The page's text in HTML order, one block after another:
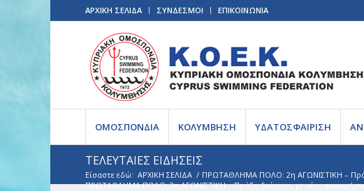
ΑΡΧΙΚΗ ΣΕΛΙΔΑ ΣΥΝΔΕΣΜΟΙ ΕΠΙΚΟΙΝΩΝΙΑ
ΟΜΟΣΠΟΝΔΙΑ ΚΟΛΥΜΒΗΣΗ ΥΔΑΤΟΣΦΑΙΡΙΣΗ
ΤΕΛΕΥΤΑΙΕΣ ΕΙΔΗΣΕΙΣ
Είσαστε εδώ: ΑΡΧΙΚΗ ΣΕΛΙΔΑ / ΠΡΩΤΑΘΛΗΜΑ ΠΟΛΟ: 2η ΑΓΩΝΙΣΤΙΚΗ –
ΠΡΩΤΑΘΛΗΜΑ ΠΟΛΟ: 2η ΑΓΩΝΙΣΤΙΚΗ – Πράξη δεύτερη, με νέες